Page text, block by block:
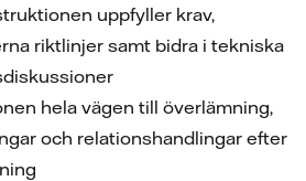
uppfyller krav,
riktlinjer samt bidra i tekniska
hela vägen till överlämning,
och relationshandlingar efter